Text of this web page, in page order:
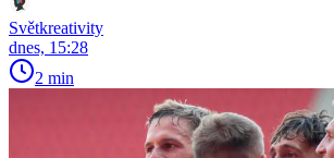
Světkreativity
dnes, 15:28
2 min